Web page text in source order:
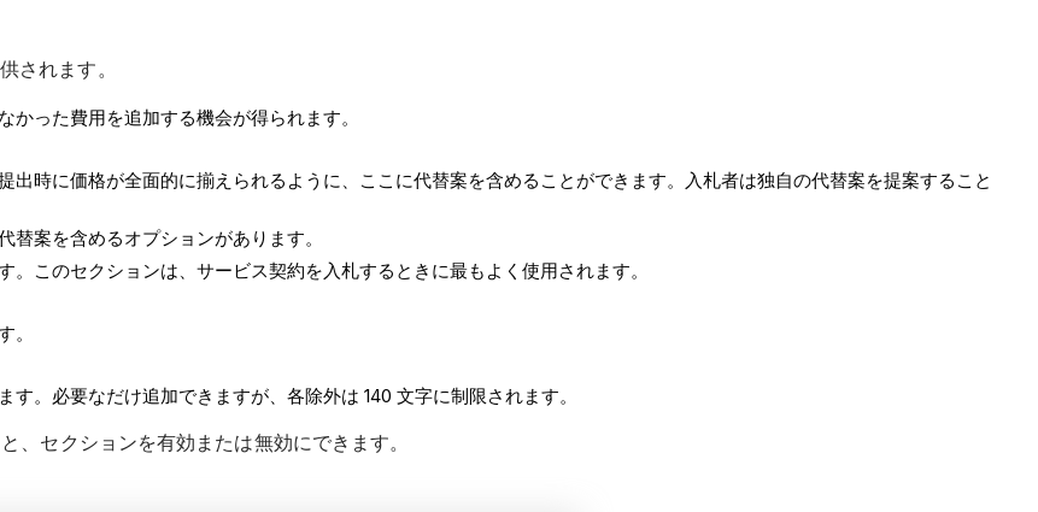
されます。
った費用を追加する機会が得られます。
出時に価格が全面的に揃えられるように、ここに代替案を含めることができます。入札者は独自の代替案を提案すること
案を含めるオプションがあります。
このセクションは、サービス契約を入札するときに最もよく使用されます。
。
。必要なだけ追加できますが、各除外は 140 文字に制限されます。
、セクションを有効または無効にできます。